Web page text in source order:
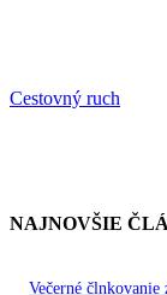
Cestovný ruch
NAJNOVŠIE
Večerné člnkovanie